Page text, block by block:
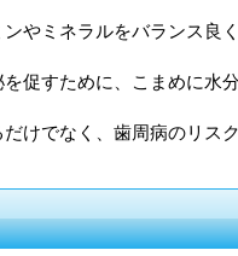
やミネラルをバランス良
促すために、こまめに水
けでなく、歯周病のリス